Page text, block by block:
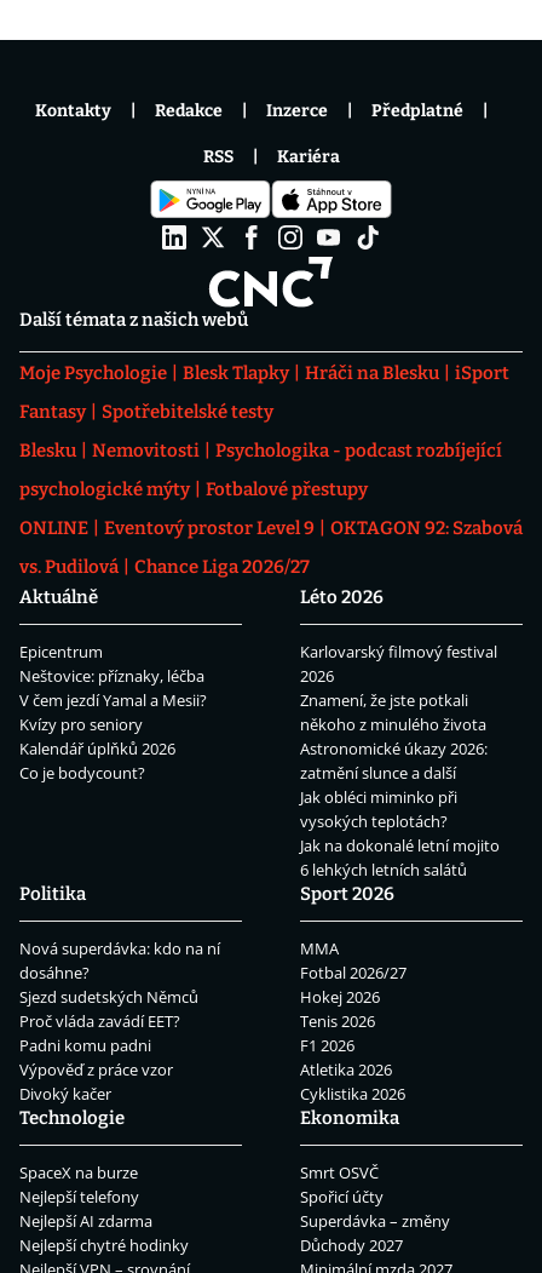
Další témata z našich webů
Moje Psychologie Blesk Tlapky Hráči na Blesku
iSport
Fantasy
Spotřebitelské testy
Blesku
Nemovitosti
Psychologika - podcast rozbíjející
psychologické mýty
Fotbalové přestupy
ONLINE
Eventový prostor Level 9
OKTAGON 92: Szabová
vs. Pudilová
Chance Liga 2026/27
Aktuálně
Epicentrum
Neštovice: příznaky, léčba
V čem jezdí Yamal a Mesii?
Kvízy pro seniory
Kalendář úplňků 2026
Co je bodycount?
Léto 2026
Karlovarský filmový festival
2026
Znamení, že jste potkali
někoho z minulého života
Astronomické úkazy 2026:
zatmění slunce a další
Jak obléci miminko při
vysokých teplotách?
Jak na dokonalé letní mojito
6 lehkých letních salátů
Politika
Nová superdávka: kdo na ní
dosáhne?
Sjezd sudetských Němců
Proč vláda zavádí EET?
Padni komu padni
Výpověď z práce vzor
Divoký kačer
Sport 2026
MMA
Fotbal 2026/27
Hokej 2026
Tenis 2026
F1 2026
Atletika 2026
Cyklistika 2026
Technologie
SpaceX na burze
Nejlepší telefony
Nejlepší AI zdarma
Nejlepší chytré hodinky
Ekonomika
Smrt OSVČ
Spořicí účty
Superdávka – změny
Důchody 2027
Kontakty Redakce Inzerce Předplatné
RSS Kariéra